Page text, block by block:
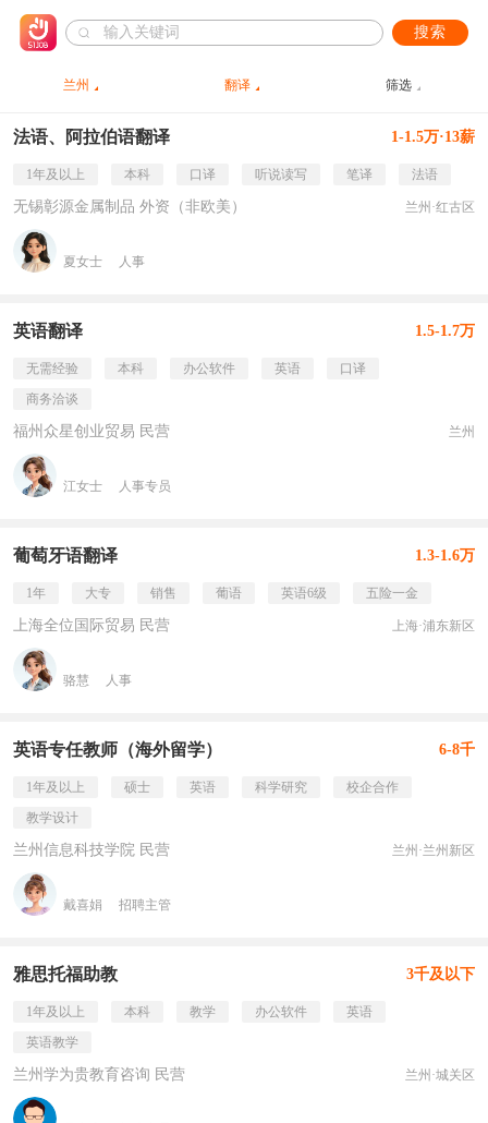
搜索
兰州 翻译 筛选
法语、阿拉伯语翻译 1-1.5万·13薪
1年及以上 本科 口译 听说读写 笔译 法语
无锡彰源金属制品 外资（非欧美） 兰州·红古区
夏女士 人事
英语翻译 1.5-1.7万
无需经验 本科 办公软件 英语
口译
商务洽谈
福州众星创业贸易 民营 兰州
江女士 人事专员
葡萄牙语翻译 1.3-1.6万
1年 大专 销售 葡语 英语6级 五险一金
上海全位国际贸易 民营 上海·浦东新区
骆慧 人事
英语专任教师（海外留学） 6-8千
1年及以上 硕士 英语 科学研究
校企合作
教学设计
兰州信息科技学院 民营 兰州·兰州新区
戴喜娟 招聘主管
雅思托福助教 3千及以下
1年及以上 本科 教学 办公软件
英语
英语教学
兰州学为贵教育咨询 民营 兰州·城关区